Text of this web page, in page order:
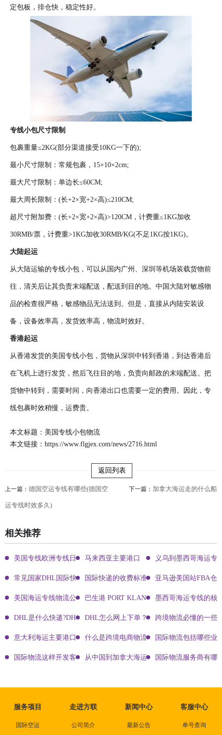
定包板，排仓快，稳定性好。
专线小包尺寸限制
包裹重量≤2KG(部分渠道接受10KG一下的);
最小尺寸限制：常规包裹，15×10×2cm;
最大尺寸限制：单边长≤60CM;
最大周长限制：(长+2×宽+2×高)≤210CM;
超尺寸附加费：(长+2×宽+2×高)>120CM，计费重≤1KG加收
30RMB/票，计费重>1KG加收30RMB/KG(不足1KG按1KG)。
大陆起运
从大陆运输的专线小包，可以从国内广州、深圳等机场装载货物前
往，清关后让其负责末端配送，配送到目的地。中国大陆对敏感物
品的检查很严格，敏感物品无法送到。但是，直接从内陆安装设
备，设备效率高，发货效率高，物流时效好。
香港起运
从香港发货的美国专线小包，货物从深圳中转到香港，到达香港后
在飞机上进行发货，然后飞往目的地，负责向邮政的末端配送。把
货物中转到，需要时间，向香港出口也需要一定的费用。因此，专
线包裹时效稍慢，运费贵。
本文标题：美国专线小包物流
本文链接： https://www.flgjex.com/news/2716.html
返回列表
上一篇： 德国空运专线有哪些(德国空
运专线时效多久)
下一篇： 加拿大海运走的什么船
相关推荐
美国专线欧洲专线日本专线区别马来西亚主要港口 义乌到墨西哥海运专
常见国家DHL国际快递客服热线国际快递的收费标准!四大国际快递的尺寸重
亚马逊美国站FBA仓
美国海运专线物流公司有哪些?巴生港 PORT KLANG 墨西哥海运专线的核
DHL是什么快递?DHL国际快递介绍DHL怎么网上下单？DHL快递寄件有哪些方
跨境物流必懂的一些
意大利海运主要港口有哪些什么是跨境电商物流? 国际物流包括哪些业
国际物流这样开发客户会让你成为销冠从中国到加拿大海运要多久能到达？
国际物流服务商有哪
服务项目
国际空运
走进方联
公司简介
新闻中心
最新公告
客服中心
单号查询